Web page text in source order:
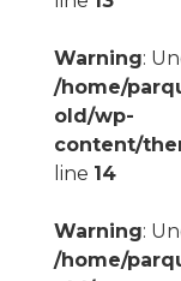
Warning:
/home/
old/wp-
content/
line 14
Warning:
/home/